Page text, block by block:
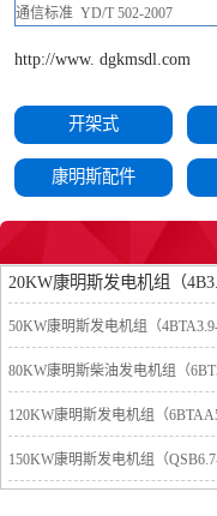
通信标准 YD/T 502-2007
http://www. dgkmsdl.com
开架式
康明斯配件